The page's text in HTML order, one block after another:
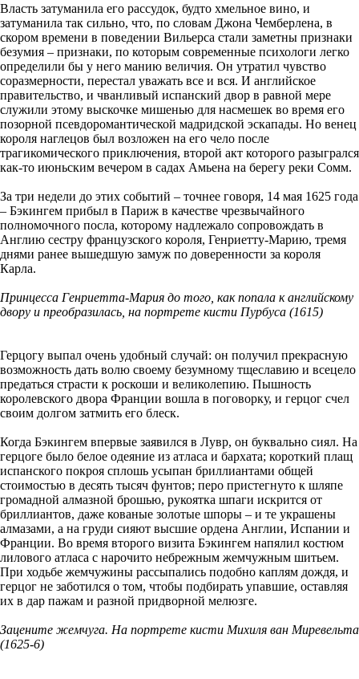
Власть затуманила его рассудок, будто хмельное вино, и
затуманила так сильно, что, по словам Джона Чемберлена, в
скором времени в поведении Вильерса стали заметны признаки
безумия – признаки, по которым современные психологи легко
определили бы у него манию величия. Он утратил чувство
соразмерности, перестал уважать все и вся. И английское
правительство, и чванливый испанский двор в равной мере
служили этому выскочке мишенью для насмешек во время его
позорной псевдоромантической мадридской эскапады. Но венец
короля наглецов был возложен на его чело после
трагикомического приключения, второй акт которого разыгрался
как-то июньским вечером в садах Амьена на берегу реки Сомм.
За три недели до этих событий – точнее говоря, 14 мая 1625 года
– Бэкингем прибыл в Париж в качестве чрезвычайного
полномочного посла, которому надлежало сопровождать в
Англию сестру французского короля, Генриетту-Марию, тремя
днями ранее вышедшую замуж по доверенности за короля
Карла.
Принцесса Генриетта-Мария до того, как попала к английскому
двору и преобразилась, на портрете кисти Пурбуса (1615)
Герцогу выпал очень удобный случай: он получил прекрасную
возможность дать волю своему безумному тщеславию и всецело
предаться страсти к роскоши и великолепию. Пышность
королевского двора Франции вошла в поговорку, и герцог счел
своим долгом затмить его блеск.
Когда Бэкингем впервые заявился в Лувр, он буквально сиял. На
герцоге было белое одеяние из атласа и бархата; короткий плащ
испанского покроя сплошь усыпан бриллиантами общей
стоимостью в десять тысяч фунтов; перо пристегнуто к шляпе
громадной алмазной брошью, рукоятка шпаги искрится от
бриллиантов, даже кованые золотые шпоры – и те украшены
алмазами, а на груди сияют высшие ордена Англии, Испании и
Франции. Во время второго визита Бэкингем напялил костюм
лилового атласа с нарочито небрежным жемчужным шитьем.
При ходьбе жемчужины рассыпались подобно каплям дождя, и
герцог не заботился о том, чтобы подбирать упавшие, оставляя
их в дар пажам и разной придворной мелюзге.
Зацените жемчуга. На портрете кисти Михиля ван Миревельта
(1625-6)